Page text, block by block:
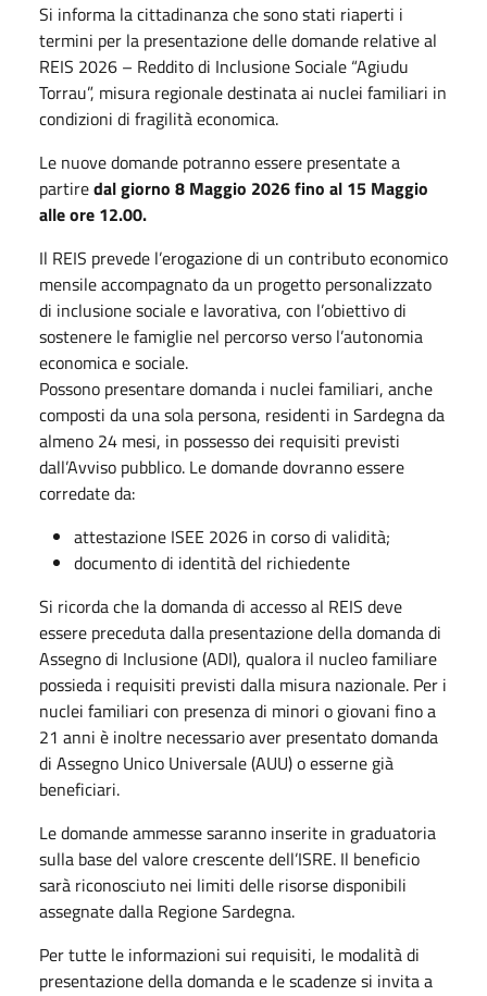
Si informa la cittadinanza che sono stati riaperti i
termini per la presentazione delle domande relative al
REIS 2026 – Reddito di Inclusione Sociale “Agiudu
Torrau”, misura regionale destinata ai nuclei familiari in
condizioni di fragilità economica.
Le nuove domande potranno essere presentate a
partiredal giorno 8 Maggio 2026 fino al 15 Maggio
alle ore 12.00.
Il REIS prevede l’erogazione di un contributo economico
mensile accompagnato da un progetto personalizzato
di inclusione sociale e lavorativa, con l’obiettivo di
sostenere le famiglie nel percorso verso l’autonomia
economica e sociale.
Possono presentare domanda i nuclei familiari, anche
composti da una sola persona, residenti in Sardegna da
almeno 24 mesi, in possesso dei requisiti previsti
dall’Avviso pubblico. Le domande dovranno essere
corredate da:
attestazione ISEE 2026 in corso di validità;
documento di identità del richiedente
Si ricorda che la domanda di accesso al REIS deve
essere preceduta dalla presentazione della domanda di
Assegno di Inclusione (ADI), qualora il nucleo familiare
possieda i requisiti previsti dalla misura nazionale. Per i
nuclei familiari con presenza di minori o giovani fino a
21 anni è inoltre necessario aver presentato domanda
di Assegno Unico Universale (AUU) o esserne già
beneficiari.
Le domande ammesse saranno inserite in graduatoria
sulla base del valore crescente dell’ISRE. Il beneficio
sarà riconosciuto nei limiti delle risorse disponibili
assegnate dalla Regione Sardegna.
Per tutte le informazioni sui requisiti, le modalità di
presentazione della domanda e le scadenze si invita a